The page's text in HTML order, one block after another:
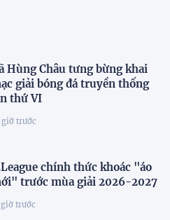
Hùng Châu tưng bừng khai
giải bóng đá truyền thống
thứ VI
giờ trước
chính thức khoác "áo
trước mùa giải 2026-2027
giờ trước